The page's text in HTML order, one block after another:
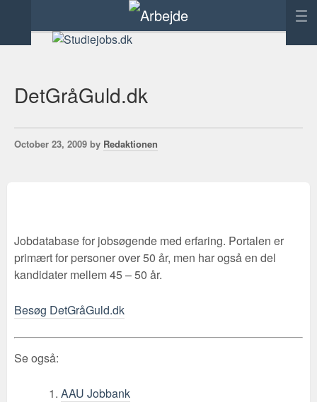
Annoncering
Kontakt
DetGråGuld.dk
October 23, 2009 by Redaktionen
Jobdatabase for jobsøgende med erfaring. Portalen er
primært for personer over 50 år, men har også en del
kandidater mellem 45 – 50 år.
Besøg DetGråGuld.dk
Se også:
AAU Jobbank